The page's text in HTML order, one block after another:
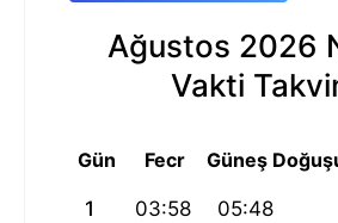
Ağustos 2026
Vakti
Gün Fecr Güneş
1 03:58 05:48